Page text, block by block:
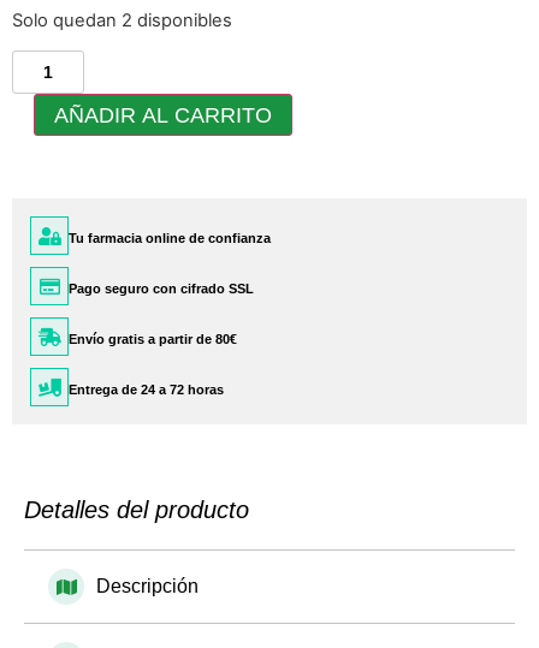
Solo quedan 2 disponibles
AÑADIR AL CARRITO
Tu farmacia online de confianza
Pago seguro con cifrado SSL
Envío gratis a partir de 80€
Entrega de 24 a 72 horas
Detalles del producto
Descripción